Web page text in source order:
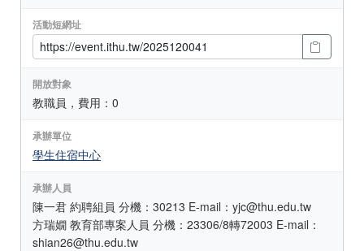
活動短網址
開放對象
教職員，費用：0
承辦單位
學生住宿中心
承辦人員
陳一君 約聘組員 分機：30213 E-mail：yjc@thu.edu.tw
方瑞嫺 教育部專案人員 分機：23306/8轉72003 E-mail：
shian26@thu.edu.tw